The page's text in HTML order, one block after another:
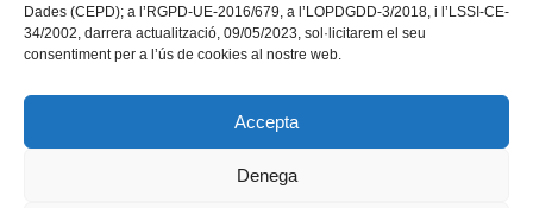
Dades (CEPD); a l’RGPD-UE-2016/679, a l’LOPDGDD-3/2018, i l’LSSI-CE-
34/2002, darrera actualització, 09/05/2023, sol·licitarem el seu
consentiment per a l’ús de cookies al nostre web.
Accepta
Denega
+34 934 498 676
fundacio@llarscompartides.org